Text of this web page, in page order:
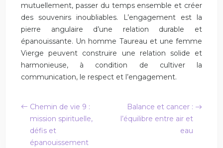
mutuellement, passer du temps ensemble et créer
des souvenirs inoubliables. L’engagement est la
pierre angulaire d’une relation durable et
épanouissante. Un homme Taureau et une femme
Vierge peuvent construire une relation solide et
harmonieuse, à condition de cultiver la
communication, le respect et l’engagement.
Chemin de vie 9 :
mission spirituelle,
défis et
épanouissement
Balance et cancer :
l’équilibre entre air et
eau